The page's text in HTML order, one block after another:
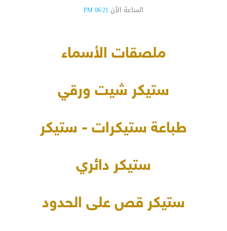
الساعة الآن 06:21 PM
ملصقات الأسماء
ستيكر شيت ورقي
طباعة ستيكرات - ستيكر
ستيكر دائري
ستيكر قص على الحدود